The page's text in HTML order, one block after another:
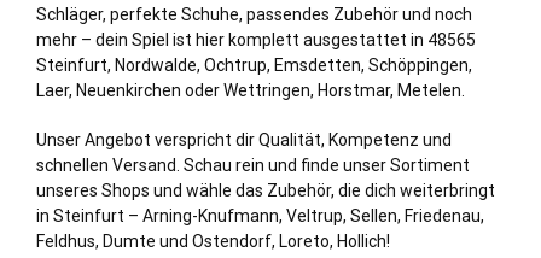
Schläger, perfekte Schuhe, passendes Zubehör und noch
mehr – dein Spiel ist hier komplett ausgestattet in 48565
Steinfurt, Nordwalde, Ochtrup, Emsdetten, Schöppingen,
Laer, Neuenkirchen oder Wettringen, Horstmar, Metelen.
Unser Angebot verspricht dir Qualität, Kompetenz und
schnellen Versand. Schau rein und finde unser Sortiment
unseres Shops und wähle das Zubehör, die dich weiterbringt
in Steinfurt – Arning-Knufmann, Veltrup, Sellen, Friedenau,
Feldhus, Dumte und Ostendorf, Loreto, Hollich!